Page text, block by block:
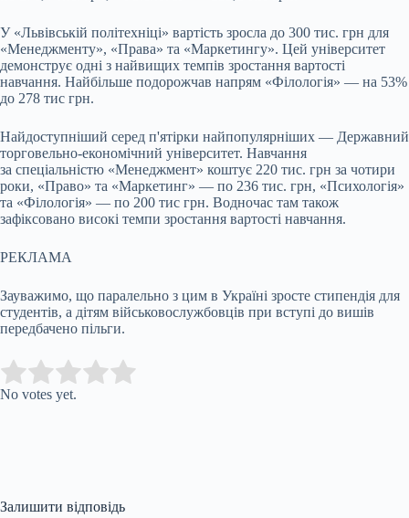
У «Львівській політехніці» вартість зросла до 300 тис. грн для
«Менеджменту», «Права» та «Маркетингу». Цей університет
демонструє одні з найвищих темпів зростання вартості
навчання. Найбільше подорожчав напрям «Філологія» — на 53%
до 278 тис грн.
Найдоступніший серед п'ятірки найпопулярніших — Державний
торговельно-економічний університет. Навчання
за спеціальністю «Менеджмент» коштує 220 тис. грн за чотири
роки, «Право» та «Маркетинг» — по 236 тис. грн, «Психологія»
та «Філологія» — по 200 тис грн. Водночас там також
зафіксовано високі темпи зростання вартості навчання.
РЕКЛАМА
Зауважимо, що паралельно з цим в Україні зросте стипендія для
студентів, а дітям військовослужбовців при вступі до вишів
передбачено пільги.
Rate this item:
No votes yet.
Залишити відповідь